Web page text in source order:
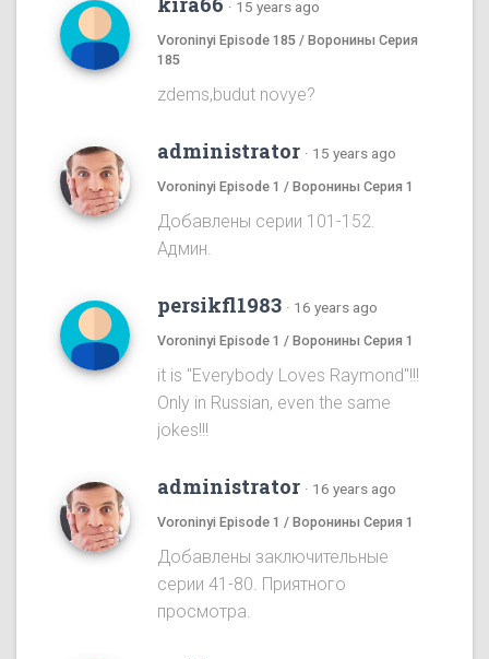
· 15 years ago
Voroninyi Episode 185 / Воронины Серия
185
zdems,budut novye?
administrator · 15 years ago
Voroninyi Episode 1 / Воронины Серия 1
Добавлены серии 101-152.
Админ.
persikfl1983 · 16 years ago
Voroninyi Episode 1 / Воронины Серия 1
it is "Everybody Loves Raymond"!!!
Only in Russian, even the same
jokes!!!
administrator · 16 years ago
Voroninyi Episode 1 / Воронины Серия 1
Добавлены заключительные
серии 41-80. Приятного
просмотра.